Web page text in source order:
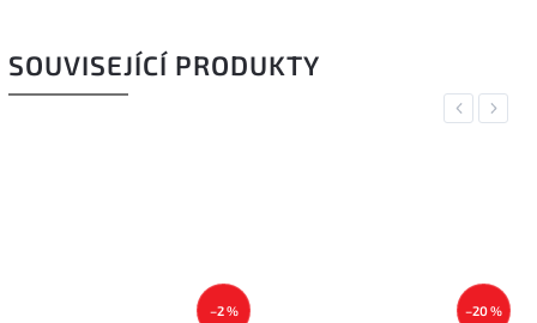
SOUVISEJÍCÍ PRODUKTY
Previous
–2 % –20 %
Next